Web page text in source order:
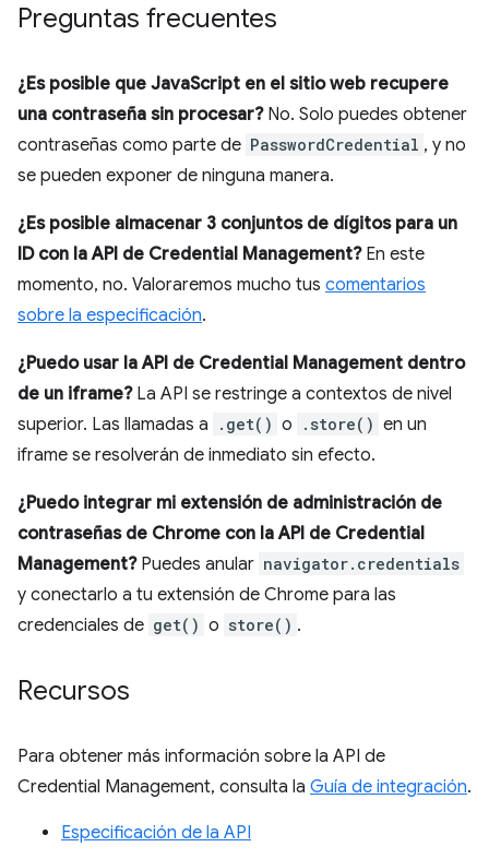
Preguntas frecuentes
¿Es posible que JavaScript en el sitio web recupere
una contraseña sin procesar?No. Solo puedes obtener
contraseñas como parte de PasswordCredential , y no
se pueden exponer de ninguna manera.
¿Es posible almacenar 3 conjuntos de dígitos para un
ID con la API de Credential Management?En este
momento, no. Valoraremos mucho tus comentarios
sobre la especificación.
¿Puedo usar la API de Credential Management dentro
de un iframe?La API se restringe a contextos de nivel
superior. Las llamadas a
.get() o .store() en un
iframe se resolverán de inmediato sin efecto.
¿Puedo integrar mi extensión de administración de
contraseñas de Chrome con la API de Credential
Management?Puedes anular navigator.credentials
y conectarlo a tu extensión de Chrome para las
credenciales de get() o store() .
Recursos
Para obtener más información sobre la API de
Credential Management, consulta la Guía de integración.
Especificación de la API